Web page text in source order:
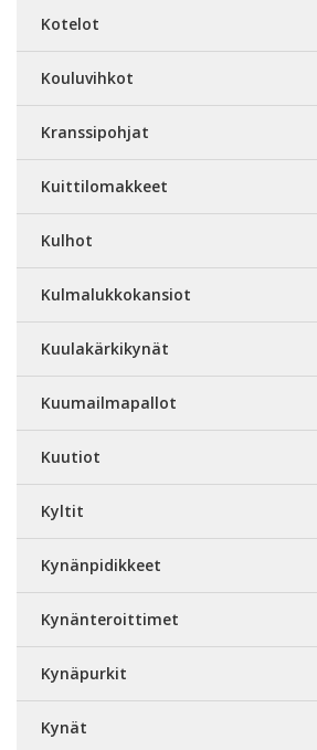
Kotelot
Kouluvihkot
Kranssipohjat
Kuittilomakkeet
Kulhot
Kulmalukkokansiot
Kuulakärkikynät
Kuumailmapallot
Kuutiot
Kyltit
Kynänpidikkeet
Kynänteroittimet
Kynäpurkit
Kynät